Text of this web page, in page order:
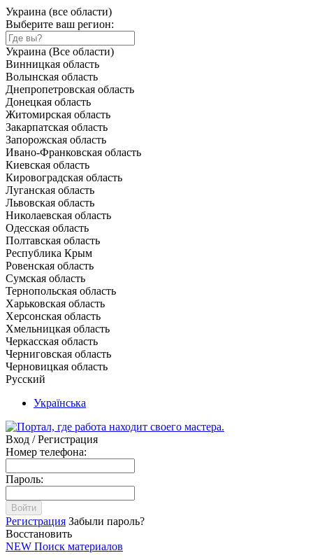
Украина (все области)
Выберите ваш регион:
Украина (Все области)
Винницкая область
Волынская область
Днепропетровская область
Донецкая область
Житомирская область
Закарпатская область
Запорожская область
Ивано-Франковская область
Киевская область
Кировоградская область
Луганская область
Львовская область
Николаевская область
Одесская область
Полтавская область
Республика Крым
Ровенская область
Сумская область
Тернопольская область
Харьковская область
Херсонская область
Хмельницкая область
Черкасская область
Черниговская область
Черновицкая область
Русский
Українська
Вход / Регистрация
Номер телефона:
Пароль:
Войти
Регистрация Забыли пароль?
Восстановить
NEW Поиск материалов